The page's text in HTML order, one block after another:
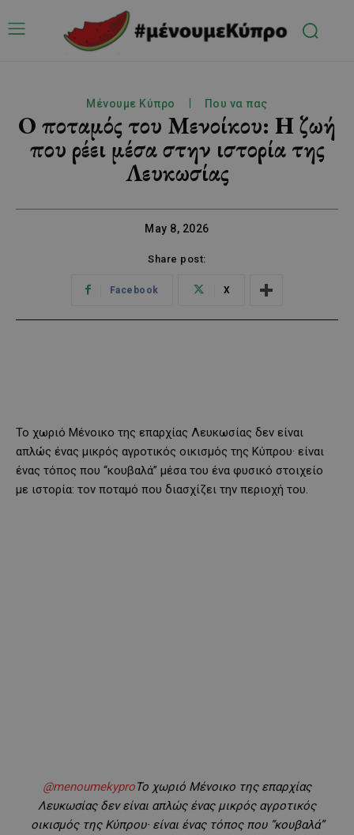
Μένουμε Κύπρο Που να πας
Ο ποταμός του Μενοίκου: Η ζωή
που ρέει μέσα στην ιστορία της
Λευκωσίας
May 8, 2026
Share post:
Facebook X
Το χωριό Μένοικο της επαρχίας Λευκωσίας δεν είναι
απλώς ένας μικρός αγροτικός οικισμός της Κύπρου· είναι
ένας τόπος που “κουβαλά” μέσα του ένα φυσικό στοιχείο
με ιστορία: τον ποταμό που διασχίζει την περιοχή του.
@menoumekyproΤο χωριό Μένοικο της επαρχίας
Λευκωσίας δεν είναι απλώς ένας μικρός αγροτικός
οικισμός της Κύπρου· είναι ένας τόπος που “κουβαλά”